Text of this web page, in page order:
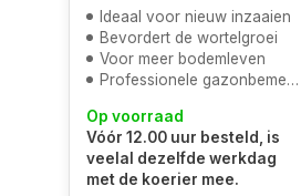
Ideaal voor nieuw inzaaien
Bevordert de wortelgroei
Voor meer bodemleven
Professionele gazonbemesting
Op voorraad
Vóór 12.00 uur besteld, is
veelal dezelfde werkdag
met de koerier mee.